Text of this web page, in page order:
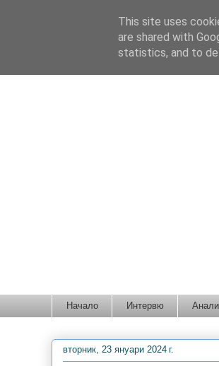
Начало Интервю
вторник, 23 януари 2024 г.
This site uses
are shared with
statistics, and to